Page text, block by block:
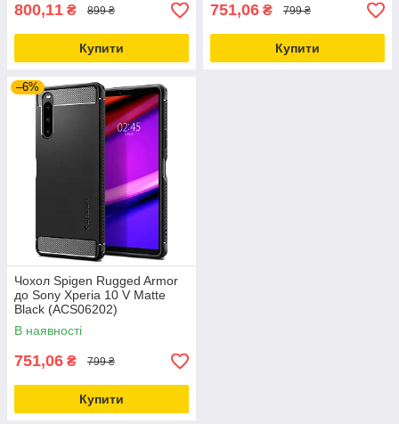
800,11 ₴ 899 ₴
Купити
751,06 ₴ 799 ₴
Купити
–6%
Чохол Spigen Rugged Armor
до Sony Xperia 10 V Matte
Black (ACS06202)
В наявності
751,06 ₴ 799 ₴
Купити